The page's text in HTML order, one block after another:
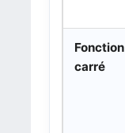
Fonction
carré